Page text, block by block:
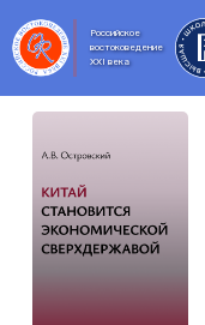
Российское
востоковедение
XXI века